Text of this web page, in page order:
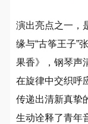
演出亮点之一，
缘与“古筝王子”
果香》，钢琴声
在旋律中交织呼
传递出清新真挚
生动诠释了青年